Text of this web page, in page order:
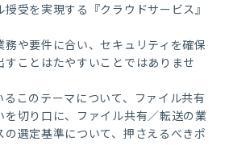
受を実現する『クラウドサービス』
や要件に合い、セキュリティを確保
すことはたやすいことではありませ
このテーマについて、ファイル共有
を切り口に、ファイル共有／転送の業
選定基準について、押さえるべきポ